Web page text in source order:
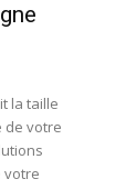
la taille
de votre
votre